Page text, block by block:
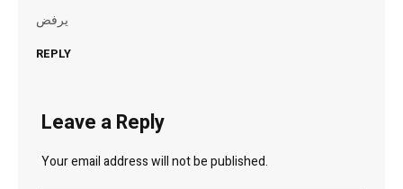
يرفض
REPLY
Leave a Reply
Your email address will not be published.